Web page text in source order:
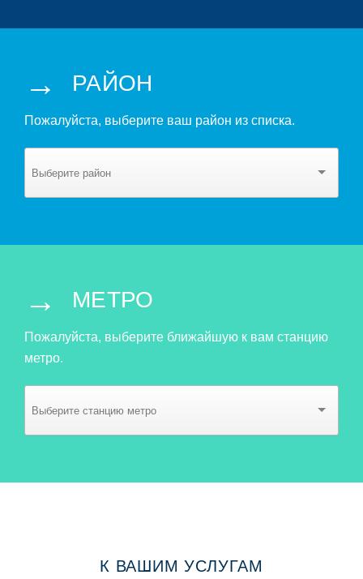
→ РАЙОН
Пожалуйста, выберите ваш район из списка.
→ МЕТРО
Пожалуйста, выберите ближайшую к вам станцию
метро.
К ВАШИМ УСЛУГАМ